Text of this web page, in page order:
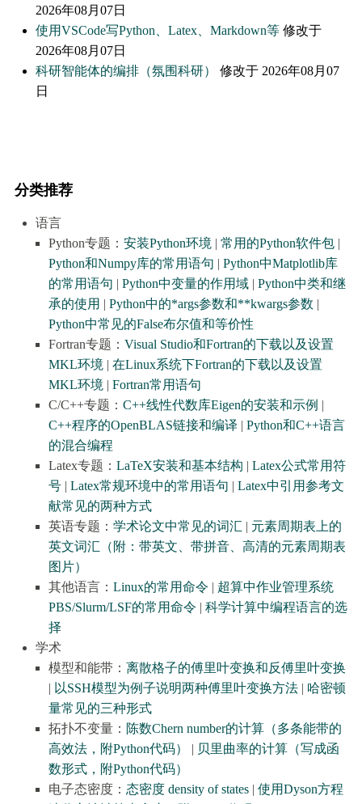
2026年08月07日
使用VSCode写Python、Latex、Markdown等修改于
2026年08月07日
科研智能体的编排（氛围科研）
修改于 2026年08月07
日
分类推荐
语言
Python专题： 安装Python环境 | 常用的Python软件包|
Python和Numpy库的常用语句 | Python中Matplotlib库
的常用语句 | Python中变量的作用域| Python中类和继
承的使用 | Python中的*args参数和**kwargs参数 |
Python中常见的False布尔值和等价性
Fortran专题： Visual Studio和Fortran的下载以及设置
MKL环境 | 在Linux系统下Fortran的下载以及设置
MKL环境 | Fortran常用语句
C/C++专题： C++线性代数库Eigen的安装和示例​​ |
C++程序的OpenBLAS链接和编译 | Python和C++语言
的混合编程
Latex专题： LaTeX安装和基本结构 | Latex公式常用符
号| Latex常规环境中的常用语句 | Latex中引用参考文
献常见的两种方式
英语专题： 学术论文中常见的词汇 | 元素周期表上的
英文词汇（附：带英文、带拼音、高清的元素周期表
图片）
其他语言： Linux的常用命令 | 超算中作业管理系统
PBS/Slurm/LSF的常用命令 | 科学计算中编程语言的选
择
学术
模型和能带： 离散格子的傅里叶变换和反傅里叶变换
| 以SSH模型为例子说明两种傅里叶变换方法| 哈密顿
量常见的三种形式
拓扑不变量： 陈数Chern number的计算（多条能带的
高效法，附Python代码）
| 贝里曲率的计算（写成函
数形式，附Python代码）
电子态密度： 态密度 density of states| 使用Dyson方程